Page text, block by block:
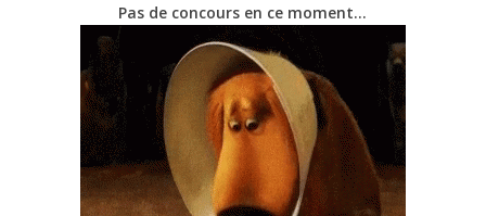
Pas de concours en ce moment…